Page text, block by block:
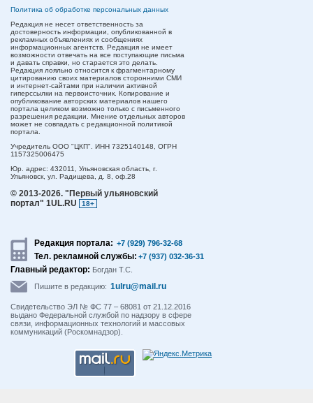
Политика об обработке персональных данных
Редакция не несет ответственность за
достоверность информации, опубликованной в
рекламных объявлениях и сообщениях
информационных агентств. Редакция не имеет
возможности отвечать на все поступающие письма
и давать справки, но старается это делать.
Редакция лояльно относится к фрагментарному
цитированию своих материалов сторонними СМИ
и интернет-сайтами при наличии активной
гиперссылки на первоисточник. Копирование и
опубликование авторских материалов нашего
портала целиком возможно только с письменного
разрешения редакции. Мнение отдельных авторов
может не совпадать с редакционной политикой
портала.
Учредитель ООО "ЦКП". ИНН 7325140148, ОГРН
1157325006475
Юр. адрес: 432011, Ульяновская область, г.
Ульяновск, ул. Радищева, д. 8, оф.28
© 2013-2026. "Первый ульяновский
портал" 1UL.RU
18+
Редакция портала: +7 (929) 796-32-68
Тел. рекламной службы: +7 (937) 032-36-31
Главный редактор: Богдан Т.С.
Пишите в редакцию: 1ulru@mail.ru
Свидетельство ЭЛ № ФС 77 – 68081 от 21.12.2016
выдано Федеральной службой по надзору в сфере
связи, информационных технологий и массовых
коммуникаций (Роскомнадзор).